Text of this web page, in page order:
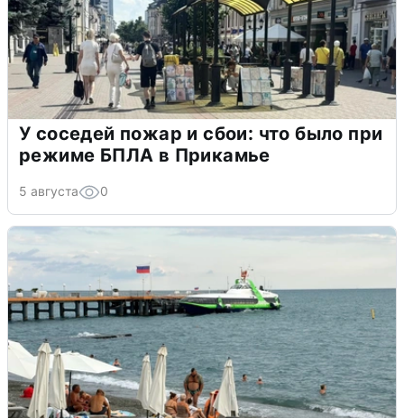
У соседей пожар и сбои: что было при
режиме БПЛА в Прикамье
5 августа 0